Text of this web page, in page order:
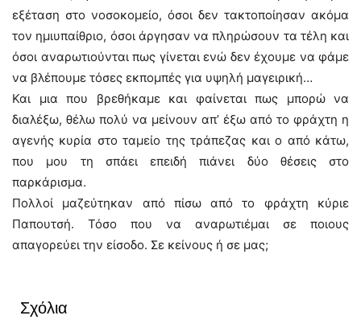
εξέταση στο νοσοκομείο, όσοι δεν τακτοποίησαν ακόμα
τον ημιυπαίθριο, όσοι άργησαν να πληρώσουν τα τέλη και
όσοι αναρωτιούνται πως γίνεται ενώ δεν έχουμε να φάμε
να βλέπουμε τόσες εκπομπές για υψηλή μαγειρική…
Και μια που βρεθήκαμε και φαίνεται πως μπορώ να
διαλέξω, θέλω πολύ να μείνουν απ’ έξω από το φράχτη η
αγενής κυρία στο ταμείο της τράπεζας και ο από κάτω,
που μου τη σπάει επειδή πιάνει δύο θέσεις στο
παρκάρισμα.
Πολλοί μαζεύτηκαν από πίσω από το φράχτη κύριε
Παπουτσή. Τόσο που να αναρωτιέμαι σε ποιους
απαγορεύει την είσοδο. Σε κείνους ή σε μας;
Σχόλια